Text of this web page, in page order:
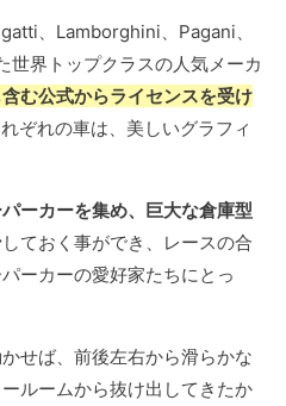
、Lamborghini、Pagani、
界トップクラスの人気メーカ
む公式からライセンスを受け
ぞれの車は、美しいグラフィ
ーカーを集め、巨大な倉庫型
しておく事ができ、レースの合
ーカーの愛好家たちにとっ
せば、前後左右から滑らかな
ルームから抜け出してきたか